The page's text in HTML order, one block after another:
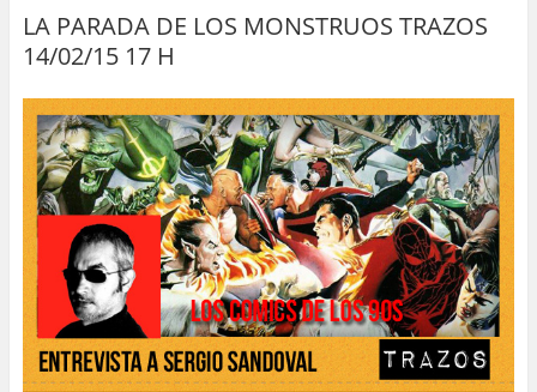
LA PARADA DE LOS MONSTRUOS TRAZOS
14/02/15 17 H